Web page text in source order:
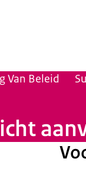
Van Beleid